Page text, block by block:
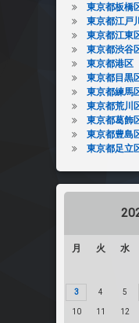
東京都板橋
東京都江戸
東京都江東
東京都渋谷
東京都港区
東京都目黒
東京都練馬
東京都荒川
東京都葛飾
東京都豊島
東京都足立
月 火 水
3 4 5
10 11 12